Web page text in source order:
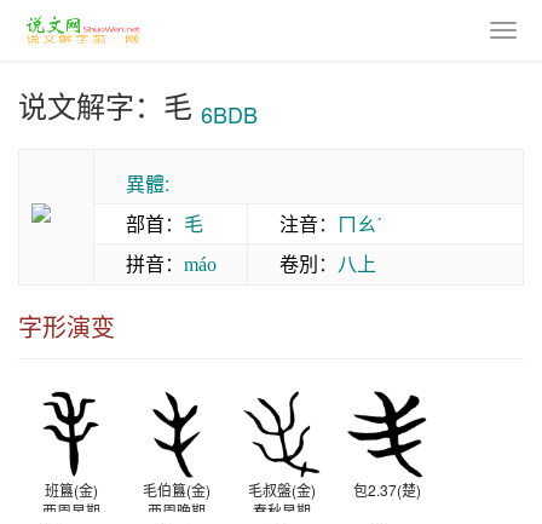
说文解字：毛 6BDB
異體:
部首： 毛 注音： ㄇㄠˊ
拼音： máo 卷別： 八上
字形演变
班簋(金)
西周早期
毛伯簋(金)
西周晚期
毛叔盤(金)
春秋早期
包2.37(楚)